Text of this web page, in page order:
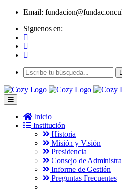
Email:
Siguenos en:
Inicio
Institución
Historia
Misión y Visión
Presidencia
Consejo de
Informe de Gestión
Preguntas Frecuentes